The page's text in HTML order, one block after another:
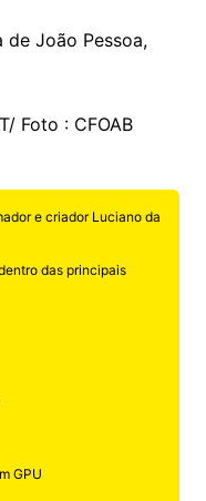
João Pessoa,
Foto : CFOAB
e criador Luciano da
das principais
GPU